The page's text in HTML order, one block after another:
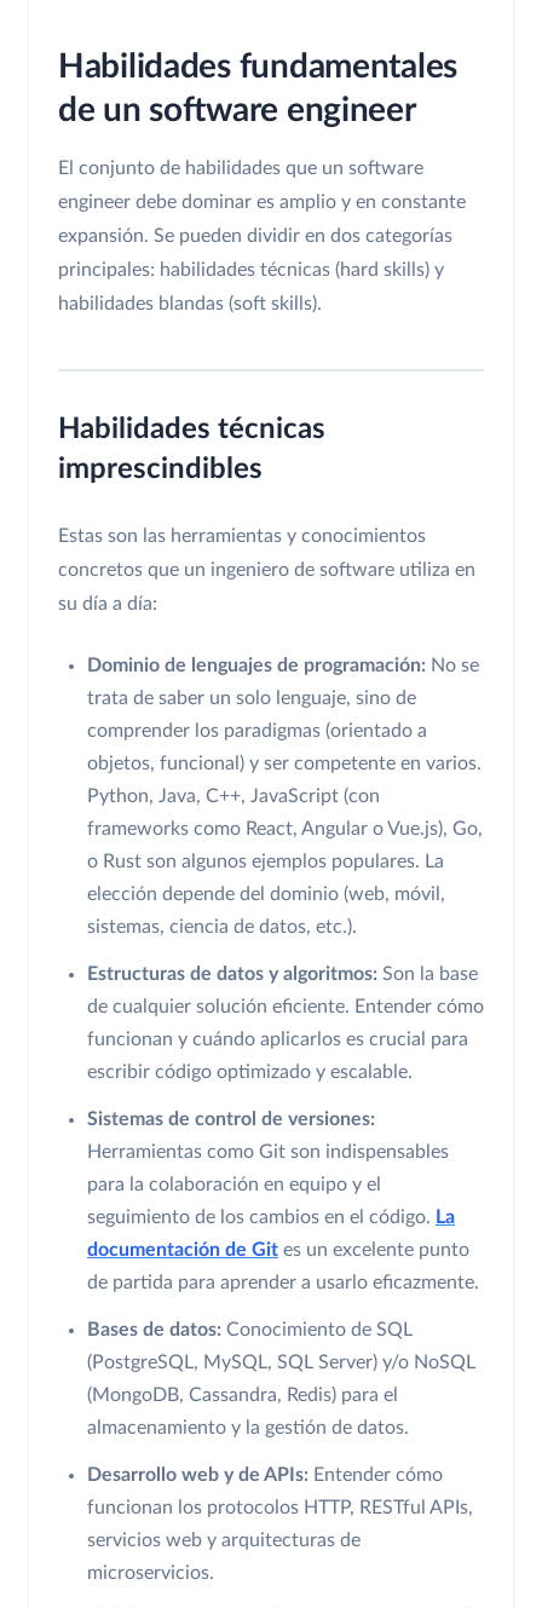
Habilidades fundamentales
de un software engineer
El conjunto de habilidades que un software
engineer debe dominar es amplio y en constante
expansión. Se pueden dividir en dos categorías
principales: habilidades técnicas (hard skills) y
habilidades blandas (soft skills).
Habilidades técnicas
imprescindibles
Estas son las herramientas y conocimientos
concretos que un ingeniero de software utiliza en
su día a día:
Dominio de lenguajes de programación: No se
trata de saber un solo lenguaje, sino de
comprender los paradigmas (orientado a
objetos, funcional) y ser competente en varios.
Python, Java, C++, JavaScript (con
frameworks como React, Angular o Vue.js), Go,
o Rust son algunos ejemplos populares. La
elección depende del dominio (web, móvil,
sistemas, ciencia de datos, etc.).
Estructuras de datos y algoritmos: Son la base
de cualquier solución eficiente. Entender cómo
funcionan y cuándo aplicarlos es crucial para
escribir código optimizado y escalable.
Sistemas de control de versiones:
Herramientas como Git son indispensables
para la colaboración en equipo y el
seguimiento de los cambios en el código. La
documentación de Git es un excelente punto
de partida para aprender a usarlo eficazmente.
Bases de datos: Conocimiento de SQL
(PostgreSQL, MySQL, SQL Server) y/o NoSQL
(MongoDB, Cassandra, Redis) para el
almacenamiento y la gestión de datos.
Desarrollo web y de APIs: Entender cómo
funcionan los protocolos HTTP, RESTful APIs,
servicios web y arquitecturas de
microservicios.